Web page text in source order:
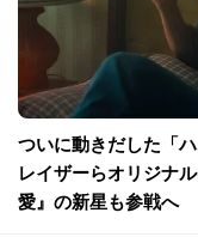
ついに動きだした「
レイザーらオリジナ
愛』の新星も参戦へ